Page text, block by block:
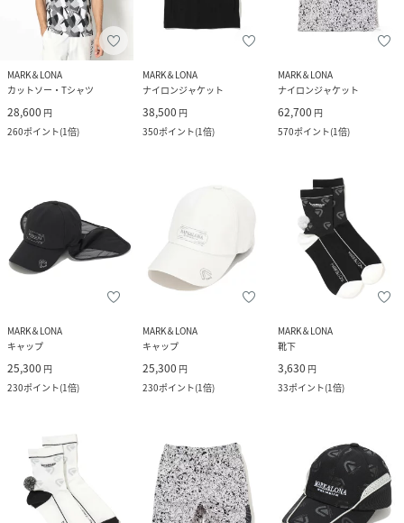
MARK＆LONA
カットソー・Tシャツ
28,600 円
260ポイント(1倍)
MARK＆LONA
ナイロンジャケット
38,500 円
350ポイント(1倍)
MARK＆LONA
ナイロンジャケット
62,700 円
570ポイント(1倍)
MARK＆LONA
キャップ
25,300 円
230ポイント(1倍)
MARK＆LONA
キャップ
25,300 円
230ポイント(1倍)
MARK＆LONA
靴下
3,630 円
33ポイント(1倍)